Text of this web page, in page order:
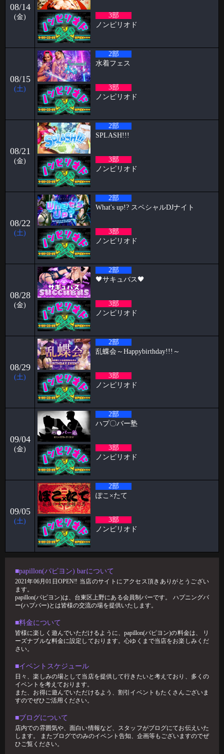
お久しぶりです！ すずです🔔🔔🔔 いよいよ6月でPapillonは5周年を迎え
ます㊗️ い
2026-05-11
2026.06.26&27&28 Papillon 5th Anniversary
こんにちは、こんばんは、おはようございます。阿部乱丸です。
Papillonがオープンし、早
2026-05-04
🥳4月女子抽選🥳
🦋🉐女性様特典🉐🦋 🤩4月の抽選結果🤩 1等 12095 2等 14118 3等
586 当選
2026-04-01
🥳3月女子抽選🥳
🦋🉐女性様特典🉐🦋 🤩3月の抽選結果🤩 1等 13636 2等 13972 3等 1
2026-03-30
初めての全裸露出オナニー ケイタブログ
いつもお世話になっております🦋 ハプニングバーのスタッフをしており
ます🦋ケイタです！！
2026-03-23
パンブログ「花粉」
お久しぶりです！ 店長のパンです🍞 お花見の季節になり 2人に1人がな
2026-03-14
パピヨン月曜日飲み会㊗️1年 すずブログ
こんばんは！ お酒とハプバーを愛する女、すずです🔔🔔🔔 実は私、月
曜日に月1回、パピヨンで飲
2026-03-09
阿部ブログ めちゃくちゃハプニングだった人
こんにちは！こんばんは！おはようございます！！！ 阿部乱丸です。
今回は長年ハプバー勤務して
2026-03-02
ケイタブログ 社員旅行✈️
ハプニングバーで働いている🦋 スタッフのケイタです！！ 今回ブログ
担当が回ってきたのでよ
2026-03-02
🥳2月女子抽選🥳
🦋🉐女性様特典🉐🦋 🤩2月の抽選結果🤩 1等 14091 2等 6288 3等 12
2026-02-24
パンブログ 「あまーい」
お久しぶりです！ スタッフのパンです🍞 今回はわたくしのあま〜い エ
ピソードをお話
2026-02-17
すずブログ"ハプバーで避けるべき話題5選"
ハプバーは、日常とは少し違う非日常的空間。 だからこそ、ちょっとし
た一言で場の雰囲気が良くも悪くも
🦋🉐女性様特典🉐🦋 🤩1月の抽選結果🤩 1等 12349 2等 11626 3等 1
08/14
(金)
3部
ノンピリオド
08/15
(土)
2部
水着フェス
3部
ノンピリオド
08/21
(金)
2部
SPLASH!!!
3部
ノンピリオド
08/22
(土)
2部
What's up!? スペシャルDJナイト
3部
ノンピリオド
08/28
(金)
2部
🖤サキュバス🖤
3部
ノンピリオド
08/29
(土)
2部
乱蝶会～Happybirthday!!!～
3部
ノンピリオド
09/04
(金)
2部
ハプ〇バー塾
3部
ノンピリオド
09/05
(土)
2部
ぽこ×たて
3部
ノンピリオド
■papillon(パピヨン) barについて
2021年06月01日OPEN‼︎ 当店のサイトにアクセス頂きありがとうござい
ます。
papillon(パピヨン)は、台東区上野にある会員制バーです。 ハプニングバ
ー(ハプバー)とは皆様の交流の場を提供いたします。
■料金について
皆様に楽しく遊んでいただけるように、papillon(パピヨン)の料金は、 リ
ーズナブルな料金に設定しております。心ゆくまで当店をお楽しみくだ
さい。
■イベントスケジュール
日々、楽しみの場として当店を提供して行きたいと考えており、多くの
イベントを考えております。
また、お得に遊んでいただけるよう、割引イベントもたくさんございま
すのでぜひご活用ください。
■ブログについて
店内での雰囲気や、面白い情報など、スタッフがブログにてお伝えいた
します。 またブログでのみのイベント告知、企画等もございますのでぜ
ひご覧ください。